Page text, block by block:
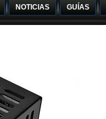
NOTICIAS GUÍAS